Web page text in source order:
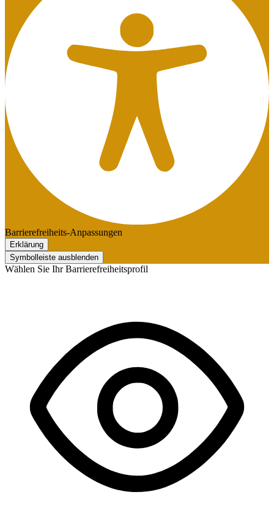
Barrierefreiheits-Anpassungen
Erklärung
Symbolleiste ausblenden
Wählen Sie Ihr Barrierefreiheitsprofil